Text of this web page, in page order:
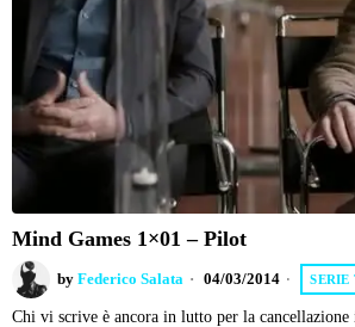
Mind Games 1×01 – Pilot
by Federico Salata 04/03/2014 SERIE
Chi vi scrive è ancora in lutto per la cancellazione